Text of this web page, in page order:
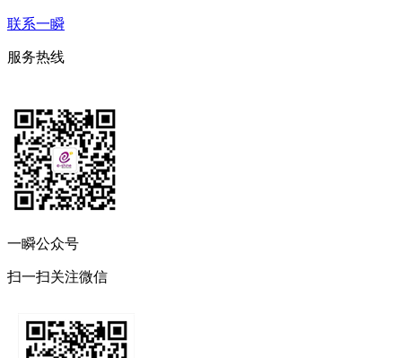
联系一瞬
服务热线
一瞬公众号
扫一扫关注微信